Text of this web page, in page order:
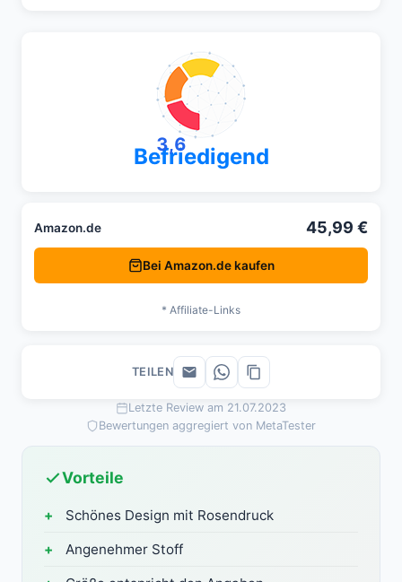
Letzte Review am 21.07.2023
Bewertungen aggregiert von MetaTester
Vorteile
Schönes Design mit Rosendruck
Angenehmer Stoff
3,6
Befriedigend
Amazon.de 45,99 €
Bei Amazon.de kaufen
* Affiliate-Links
TEILEN